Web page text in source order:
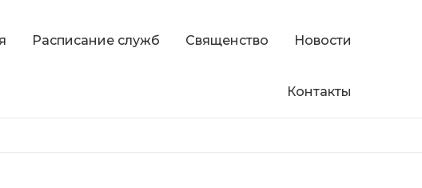
Расписание служб Священство Новости
Контакты